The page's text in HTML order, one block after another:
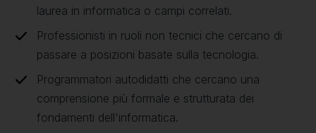
laurea in informatica o campi correlati.
Professionisti in ruoli non tecnici che cercano di
passare a posizioni basate sulla tecnologia.
Programmatori autodidatti che cercano una
comprensione più formale e strutturata dei
fondamenti dell'informatica.